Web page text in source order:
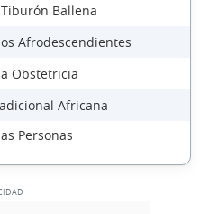
Ballena
Afrodescendientes
Obstetricia
Africana
Personas